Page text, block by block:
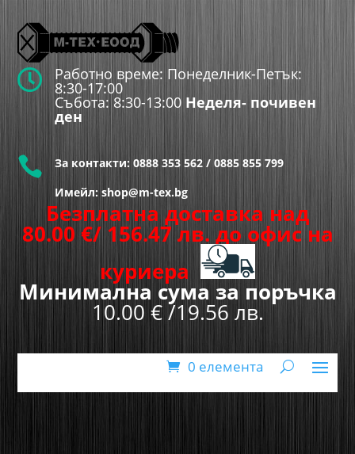
 Работно време: Понеделник-Петък:
8:30-17:00
Събота: 8:30-13:00 Неделя- почивен
ден
 За контакти: 0888 353 562 / 0885 855 799
Имейл: shop@m-tex.bg
Безплатна доставка над
80.00 €/ 156.47 лв. до офис на
куриера
Минимална сума за поръчка
10.00 € /19.56 лв.
0 елемента